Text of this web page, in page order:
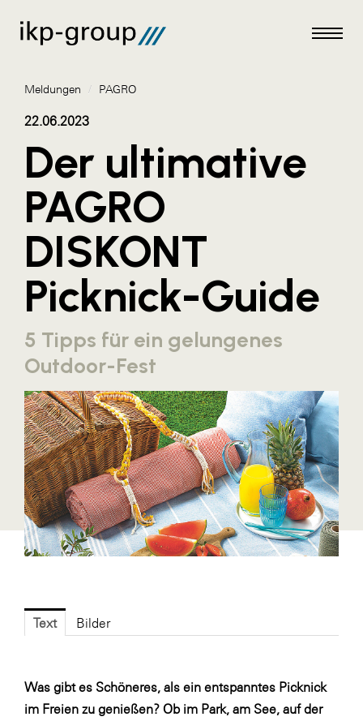
Meldungen
AKTUELLES
ACO
ALEX Krems
Amazon Web Services
AustroCel Hallein
Bundesverband Sonnenschutztechnik
Cineplexx
Colmobil Austria
Controller Institut
Darbo
Designer Outlets Parndorf und Salzburg
Essity
foodaffairs
Meldungen / PAGRO
22.06.2023
Der ultimative
PAGRO
DISKONT
Picknick-Guide
5 Tipps für ein gelungenes
Outdoor-Fest
Text Bilder
Was gibt es Schöneres, als ein entspanntes Picknick
im Freien zu genießen? Ob im Park, am See, auf der